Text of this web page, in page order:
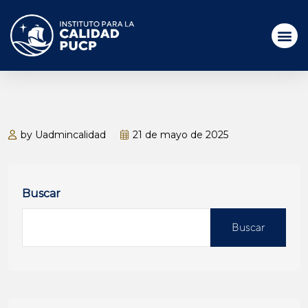
by Uadmincalidad 21 de mayo de 2025
Buscar
Buscar